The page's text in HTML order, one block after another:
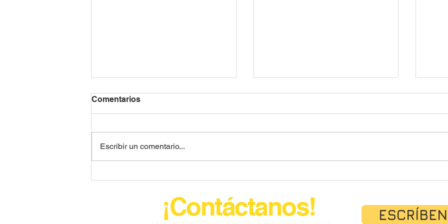
equipos delicados
Comentarios
Escribir un comentario...
¡Contáctanos!